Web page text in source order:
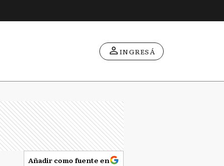
INGRESÁ
Añadir como fuente en